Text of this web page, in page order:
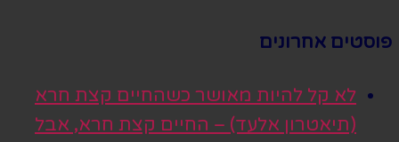
פוסטים אחרונים
לא קל להיות מאושר כשהחיים קצת חרא
(תיאטרון אלעד) – החיים קצת חרא, אבל